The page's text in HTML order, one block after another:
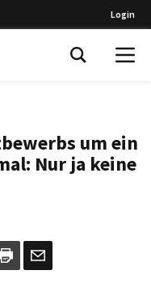
Login
um ein
Nur ja keine